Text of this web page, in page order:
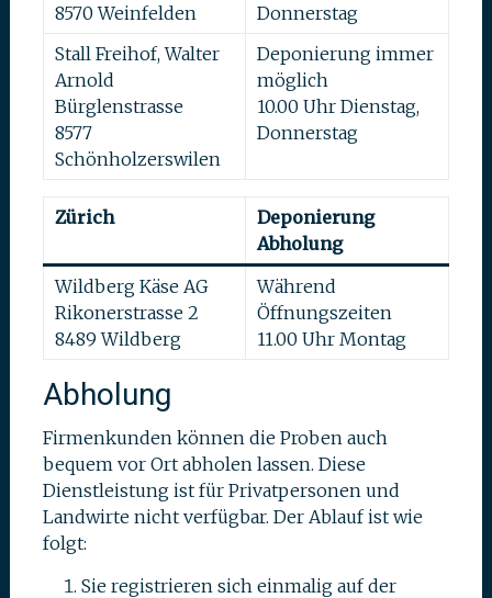
8570 Weinfelden
Donnerstag
Stall Freihof, Walter
Arnold
Bürglenstrasse
8577
Schönholzerswilen
Deponierung immer
möglich
10.00 Uhr Dienstag,
Donnerstag
Zürich
Deponierung
Abholung
Wildberg Käse AG
Rikonerstrasse 2
8489 Wildberg
Während
Öffnungszeiten
11.00 Uhr Montag
Abholung
Firmenkunden können die Proben auch
bequem vor Ort abholen lassen. Diese
Dienstleistung ist für Privatpersonen und
Landwirte nicht verfügbar. Der Ablauf ist wie
folgt:
Sie registrieren sich einmalig auf der